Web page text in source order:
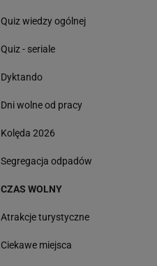
Quiz wiedzy ogólnej
Quiz - seriale
Dyktando
Dni wolne od pracy
Kolęda 2026
Segregacja odpadów
CZAS WOLNY
Atrakcje turystyczne
Ciekawe miejsca